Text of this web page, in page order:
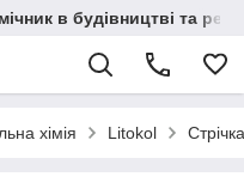
в будівництві та
хімія Litokol